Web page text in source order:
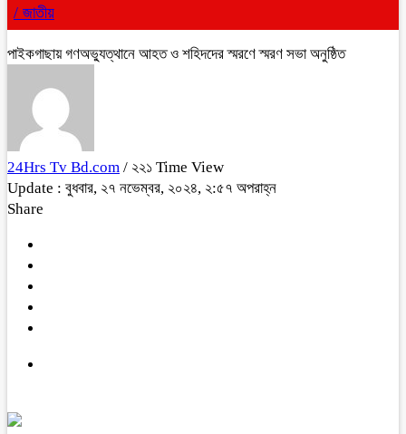
/ জাতীয়
পাইকগাছায় গণঅভ্যুত্থানে আহত ও শহিদদের স্মরণে স্মরণ সভা অনুষ্ঠিত
24Hrs Tv Bd.com / ২২১ Time View
Update : বুধবার, ২৭ নভেম্বর, ২০২৪, ২:৫৭ অপরাহ্ন
Share